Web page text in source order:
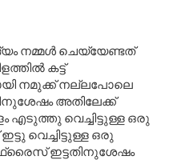
നമ്മൾ ചെയ്യേണ്ടത്
കട്ട്
നമുക്ക് നല്ലപോലെ
അതിലേക്ക്
വെച്ചിട്ടുള്ള ഒരു
വെച്ചിട്ടുള്ള ഒരു
ഇട്ടതിനുശേഷം